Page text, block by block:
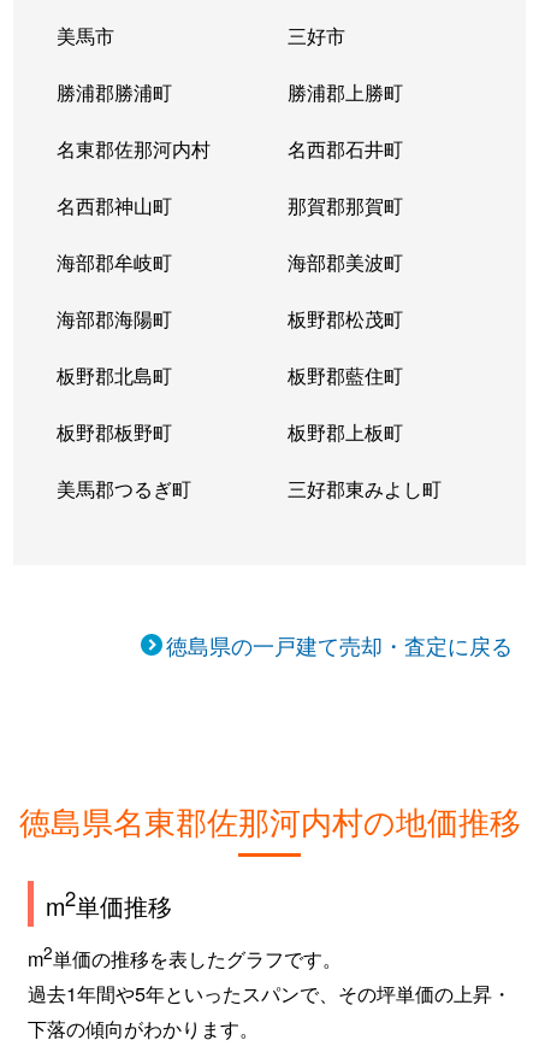
美馬市 三好市
勝浦郡勝浦町 勝浦郡上勝町
名東郡佐那河内村 名西郡石井町
名西郡神山町 那賀郡那賀町
海部郡牟岐町 海部郡美波町
海部郡海陽町 板野郡松茂町
板野郡北島町 板野郡藍住町
板野郡板野町 板野郡上板町
美馬郡つるぎ町 三好郡東みよし町
徳島県の一戸建て売却・査定に戻る
徳島県名東郡佐那河内村の地価推移
m2単価推移
m2単価の推移を表したグラフです。
過去1年間や5年といったスパンで、その坪単価の上昇・
下落の傾向がわかります。